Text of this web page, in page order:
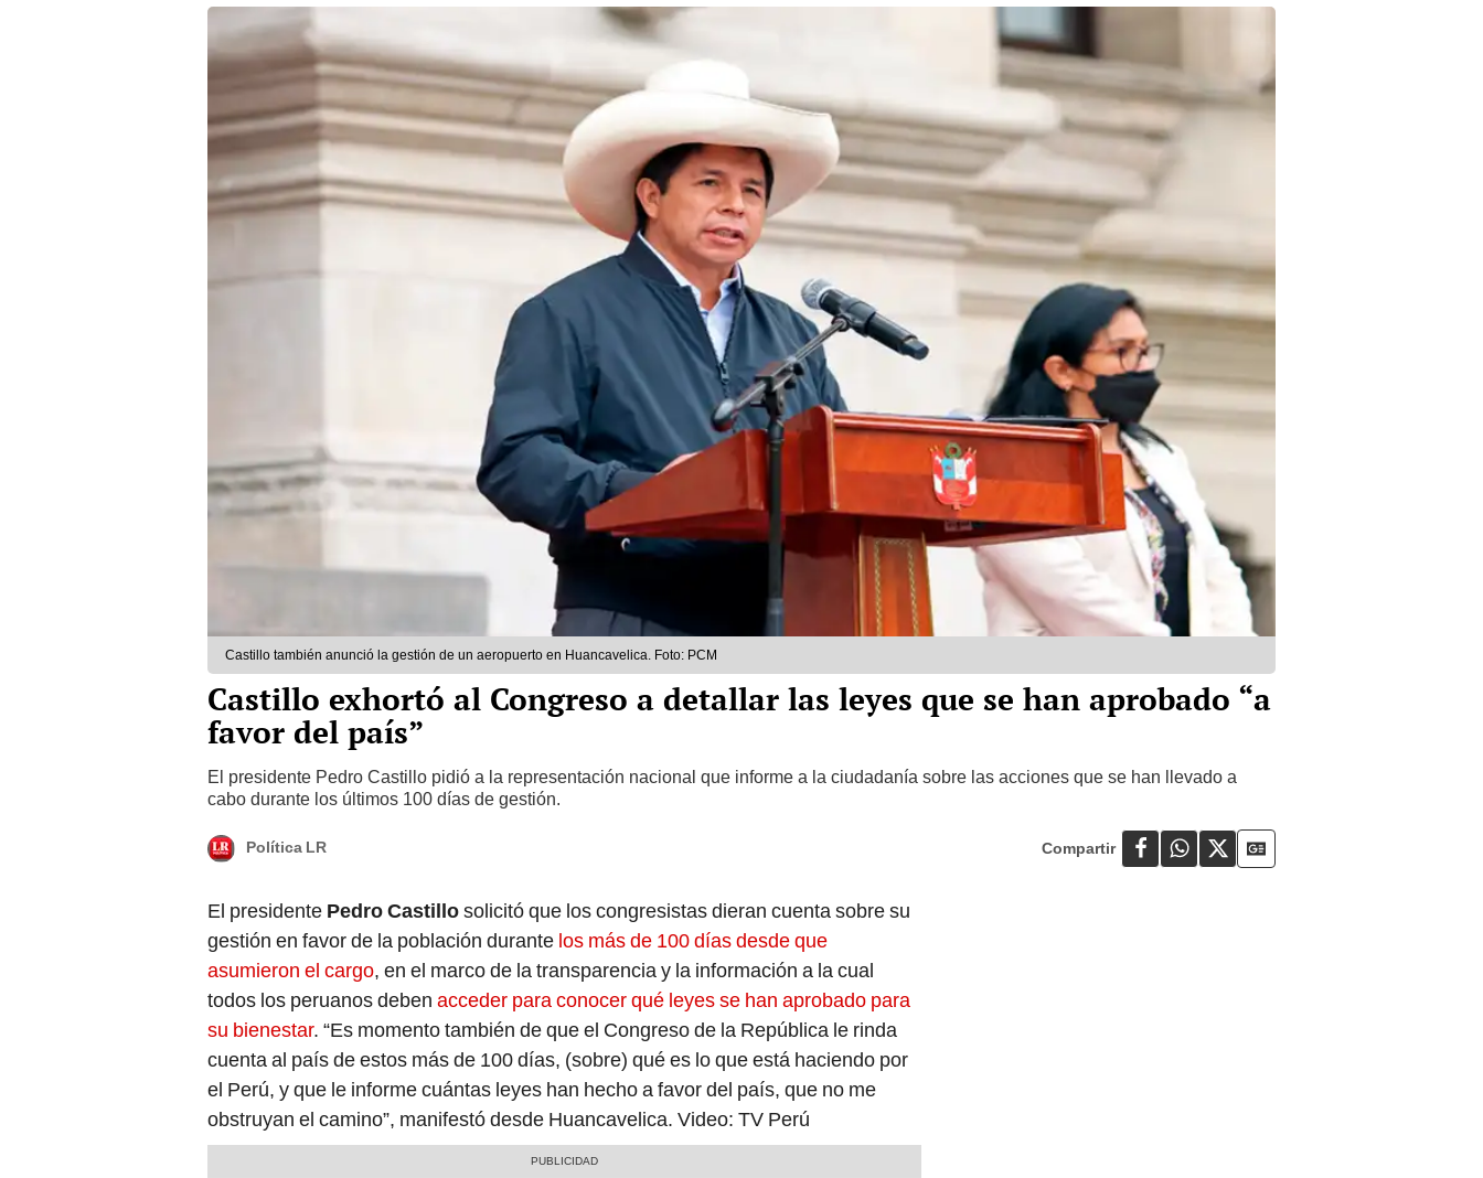
Castillo también anunció la gestión de un aeropuerto en Huancavelica. Foto: PCM
Castillo exhortó al Congreso a detallar las leyes que se han aprobado “a
favor del país”
El presidente Pedro Castillo pidió a la representación nacional que informe a la ciudadanía sobre las acciones que se han llevado a
cabo durante los últimos 100 días de gestión.
Política LR
El presidente Pedro Castillosolicitó que los congresistas dieran cuenta sobre su
gestión en favor de la población durante los más de 100 días desde que
asumieron el cargo, en el marco de la transparencia y la información a la cual
todos los peruanos deben acceder para conocer qué leyes se han aprobado para
su bienestar. “Es momento también de que el Congreso de la República le rinda
cuenta al país de estos más de 100 días, (sobre) qué es lo que está haciendo por
el Perú, y que le informe cuántas leyes han hecho a favor del país, que no me
obstruyan el camino”, manifestó desde Huancavelica. Video: TV Perú